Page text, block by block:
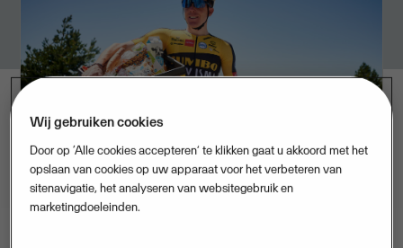
Wij gebruiken cookies
Door op ‘Alle cookies accepteren’ te klikken gaat u akkoord met het
opslaan van cookies op uw apparaat voor het verbeteren van
sitenavigatie, het analyseren van websitegebruik en
marketingdoeleinden.